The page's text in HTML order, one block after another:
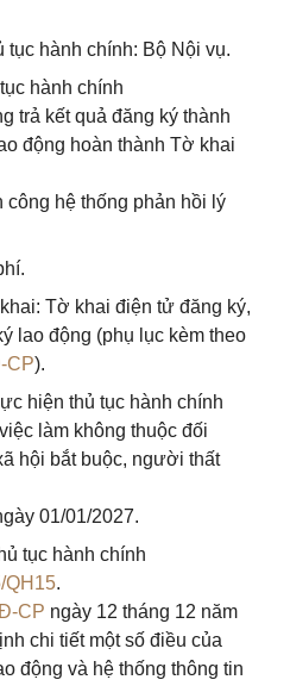
hành chính: Bộ Nội vụ.
hành chính
trả kết quả đăng ký thành
động hoàn thành Tờ khai
công hệ thống phản hồi lý
Tờ khai điện tử đăng ký,
lao động (phụ lục kèm theo
CP).
hiện thủ tục hành chính
làm không thuộc đối
hội bắt buộc, người thất
01/01/2027.
tục hành chính
QH15.
CP ngày 12 tháng 12 năm
chi tiết một số điều của
động và hệ thống thông tin